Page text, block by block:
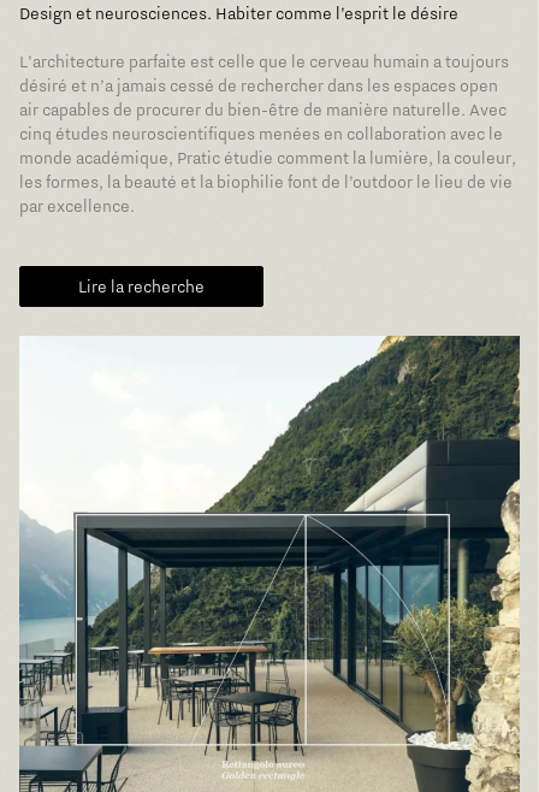
Design et neurosciences. Habiter comme l’esprit le désire
L’architecture parfaite est celle que le cerveau humain a toujours
désiré et n’a jamais cessé de rechercher dans les espaces open
air capables de procurer du bien-être de manière naturelle. Avec
cinq études neuroscientifiques menées en collaboration avec le
monde académique, Pratic étudie comment la lumière, la couleur,
les formes, la beauté et la biophilie font de l’outdoor le lieu de vie
par excellence.
Lire la recherche